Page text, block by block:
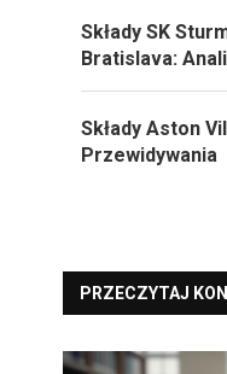
Składy SK
Bratislava:
Składy Aston
Przewidywania
PRZECZYTAJ